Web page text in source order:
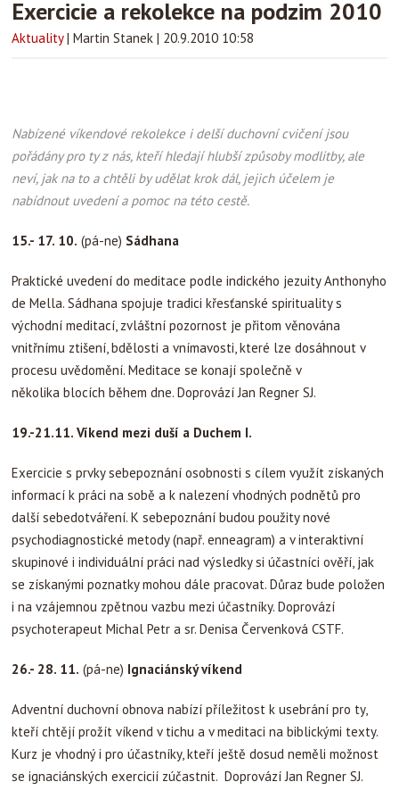
Exercicie a rekolekce na podzim 2010
Aktuality | Martin Stanek | 20.9.2010 10:58
Nabízené víkendové rekolekce i delší duchovní cvičení jsou
pořádány pro ty z nás, kteří hledají hlubší způsoby modlitby, ale
neví, jak na to a chtěli by udělat krok dál, jejich účelem je
nabídnout uvedení a pomoc na této cestě.
15.- 17. 10. (pá-ne) Sádhana
Praktické uvedení do meditace podle indického jezuity Anthonyho
de Mella. Sádhana spojuje tradici křesťanské spirituality s
východní meditací, zvláštní pozornost je přitom věnována
vnitřnímu ztišení, bdělosti a vnímavosti, které lze dosáhnout v
procesu uvědomění. Meditace se konají společně v
několika blocích během dne. Doprovází Jan Regner SJ.
19.-21.11. Víkend mezi duší a Duchem I.
Exercicie s prvky sebepoznání osobnosti s cílem využít získaných
informací k práci na sobě a k nalezení vhodných podnětů pro
další sebedotváření. K sebepoznání budou použity nové
psychodiagnostické metody (např. enneagram) a v interaktivní
skupinové i individuální práci nad výsledky si účastníci ověří, jak
se získanými poznatky mohou dále pracovat. Důraz bude položen
i na vzájemnou zpětnou vazbu mezi účastníky. Doprovází
psychoterapeut Michal Petr a sr. Denisa Červenková CSTF.
26.- 28. 11. (pá-ne) Ignaciánský víkend
Adventní duchovní obnova nabízí příležitost k usebrání pro ty,
kteří chtějí prožít víkend v tichu a v meditaci na biblickými texty.
Kurz je vhodný i pro účastníky, kteří ještě dosud neměli možnost
se ignaciánských exercicií zúčastnit. Doprovází Jan Regner SJ.